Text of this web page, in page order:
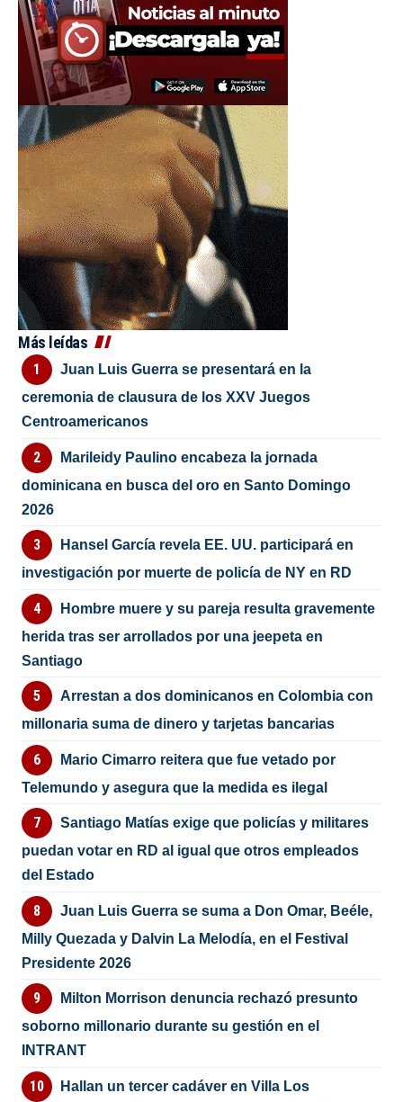
Más leídas
Juan Luis Guerra se presentará en la
ceremonia de clausura de los XXV Juegos
Centroamericanos
Marileidy Paulino encabeza la jornada
dominicana en busca del oro en Santo Domingo
2026
Hansel García revela EE. UU. participará en
investigación por muerte de policía de NY en RD
Hombre muere y su pareja resulta gravemente
herida tras ser arrollados por una jeepeta en
Santiago
Arrestan a dos dominicanos en Colombia con
millonaria suma de dinero y tarjetas bancarias
Mario Cimarro reitera que fue vetado por
Telemundo y asegura que la medida es ilegal
Santiago Matías exige que policías y militares
puedan votar en RD al igual que otros empleados
del Estado
Juan Luis Guerra se suma a Don Omar, Beéle,
Milly Quezada y Dalvin La Melodía, en el Festival
Presidente 2026
Milton Morrison denuncia rechazó presunto
soborno millonario durante su gestión en el
INTRANT
Hallan un tercer cadáver en Villa Los